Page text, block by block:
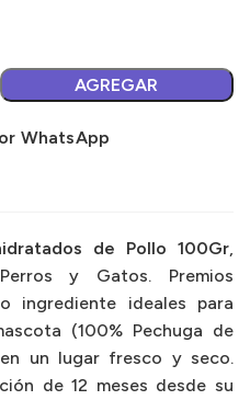
AGREGAR
WhatsApp
de Pollo 100Gr
y Gatos. Premios
ingrediente ideales para
(100% Pechuga de
un lugar fresco y seco.
de 12 meses desde su